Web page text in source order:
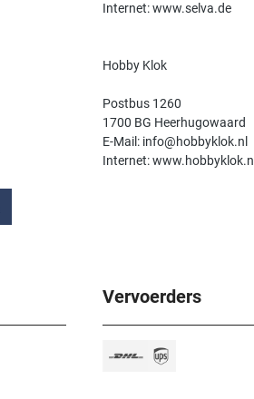
Internet: www.selva.de
Hobby Klok
Postbus 1260
1700 BG Heerhugowaard
E-Mail: info@hobbyklok.nl
Internet: www.hobbyklok.nl
Vervoerders